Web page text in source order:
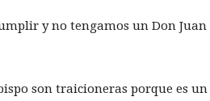
y no tengamos un Don Juan
son traicioneras porque es un